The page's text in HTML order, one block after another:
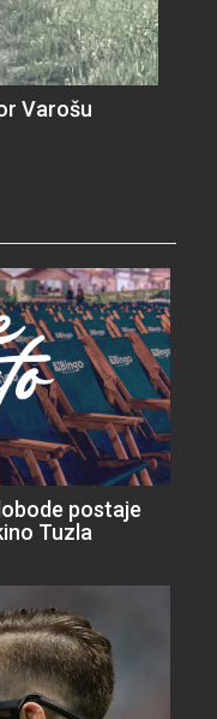
Varošu
postaje
Tuzla